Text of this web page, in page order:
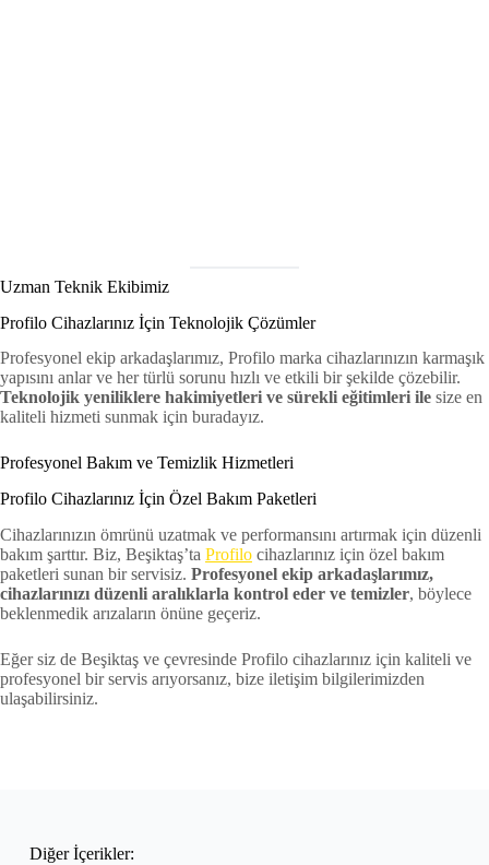
Uzman Teknik Ekibimiz
Profilo Cihazlarınız İçin Teknolojik Çözümler
Profesyonel ekip arkadaşlarımız, Profilo marka cihazlarınızın karmaşık
yapısını anlar ve her türlü sorunu hızlı ve etkili bir şekilde çözebilir.
Teknolojik yeniliklere hakimiyetleri ve sürekli eğitimleri ile size en
kaliteli hizmeti sunmak için buradayız.
Profesyonel Bakım ve Temizlik Hizmetleri
Profilo Cihazlarınız İçin Özel Bakım Paketleri
Cihazlarınızın ömrünü uzatmak ve performansını artırmak için düzenli
bakım şarttır. Biz, Beşiktaş’ta Profilo cihazlarınız için özel bakım
paketleri sunan bir servisiz. Profesyonel ekip arkadaşlarımız,
cihazlarınızı düzenli aralıklarla kontrol eder ve temizler, böylece
beklenmedik arızaların önüne geçeriz.
Eğer siz de Beşiktaş ve çevresinde Profilo cihazlarınız için kaliteli ve
profesyonel bir servis arıyorsanız, bize iletişim bilgilerimizden
ulaşabilirsiniz.
Diğer İçerikler: